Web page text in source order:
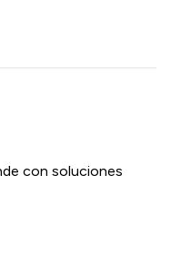
con soluciones